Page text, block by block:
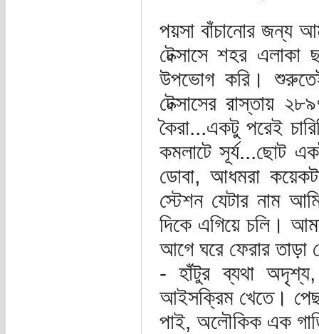
পয়সা বাঁচানোর জন্য
টেক্সাসে শহর
উপভোগ করি।
টেক্সাসের রাস্তায়
কৈরা...একটু পরেই
কমলাটে সূর্য...ছোট
ডোবা, আধমরা
স্টেশন যেটার নাম
দিকে এগিয়ে চলি।
আগে ঘরে ফেরার তাড়া
- হাঁটুর ব্যথা অদৃশ্য,
আইসক্রিম খেতে।
পাই, অলৌকিক এক